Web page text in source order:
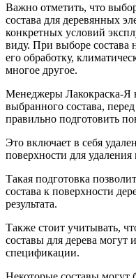
Важно отметить, что
состава для деревянных
конкретных условий
виду. При выборе состава
его обработку,
многое другое.
Менеджеры Лакокраска-Я
выбранного состава,
правильно подготовить
Это включает в себя
поверхности для
Такая подготовка
состава к поверхности
результата.
Также стоит учитывать,
составы для дерева могут
спецификации.